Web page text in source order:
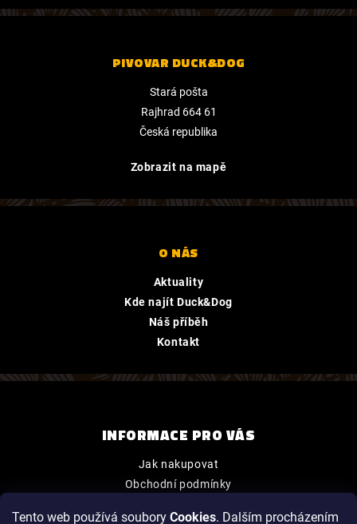
Tento web používá soubory Cookies. Dalším procházením
PIVOVAR DUCK&DOG
Stará pošta
Rajhrad 664 61
Česká republika
Zobrazit na mapě
O NÁS
Aktuality
Kde najít Duck&Dog
Náš příběh
Kontakt
INFORMACE PRO VÁS
Jak nakupovat
Obchodní podmínky